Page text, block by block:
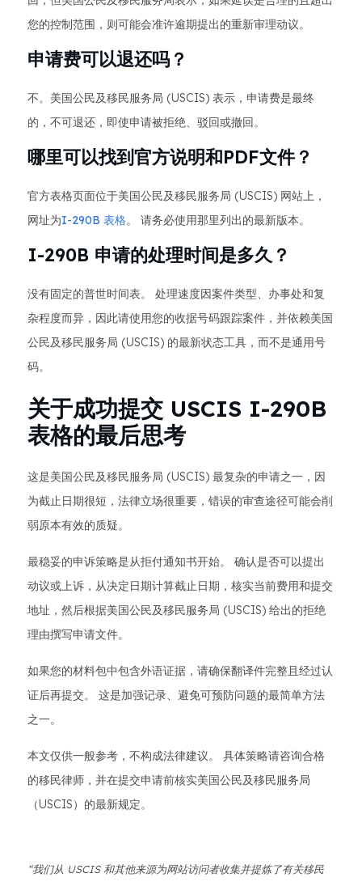
您的控制范围，则可能会准许逾期提出的重新审理动议。
申请费可以退还吗？
不。美国公民及移民服务局 (USCIS) 表示，申请费是最终
的，不可退还，即使申请被拒绝、驳回或撤回。
哪里可以找到官方说明和PDF文件？
官方表格页面位于美国公民及移民服务局 (USCIS) 网站上，
网址为I-290B 表格。 请务必使用那里列出的最新版本。
I-290B 申请的处理时间是多久？
没有固定的普世时间表。 处理速度因案件类型、办事处和复
杂程度而异，因此请使用您的收据号码跟踪案件，并依赖美国
公民及移民服务局 (USCIS) 的最新状态工具，而不是通用号
码。
关于成功提交 USCIS I-290B
表格的最后思考
这是美国公民及移民服务局 (USCIS) 最复杂的申请之一，因
为截止日期很短，法律立场很重要，错误的审查途径可能会削
弱原本有效的质疑。
最稳妥的申诉策略是从拒付通知书开始。 确认是否可以提出
动议或上诉，从决定日期计算截止日期，核实当前费用和提交
地址，然后根据美国公民及移民服务局 (USCIS) 给出的拒绝
理由撰写申请文件。
如果您的材料包中包含外语证据，请确保翻译件完整且经过认
证后再提交。 这是加强记录、避免可预防问题的最简单方法
之一。
本文仅供一般参考，不构成法律建议。 具体策略请咨询合格
的移民律师，并在提交申请前核实美国公民及移民服务局
（USCIS）的最新规定。
“我们从 USCIS 和其他来源为网站访问者收集并提炼了有关移民